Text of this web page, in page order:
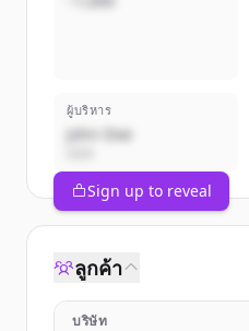
ผู้บริหาร
John Doe
Sign up to reveal
ลูกค้า
บริษัท